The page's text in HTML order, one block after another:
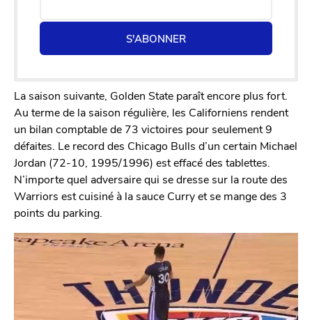
S'ABONNER
La saison suivante, Golden State paraît encore plus fort.
Au terme de la saison régulière, les Californiens rendent
un bilan comptable de 73 victoires pour seulement 9
défaites. Le record des Chicago Bulls d’un certain Michael
Jordan (72-10, 1995/1996) est effacé des tablettes.
N’importe quel adversaire qui se dresse sur la route des
Warriors est cuisiné à la sauce Curry et se mange des 3
points du parking.